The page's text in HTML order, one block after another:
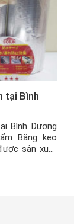
tại Bình
Bình Dương
Băng keo
sản xuất